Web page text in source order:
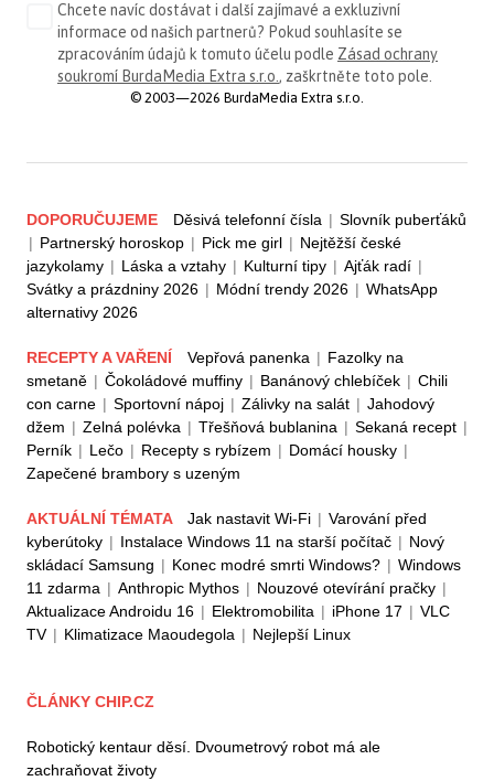
Chcete navíc dostávat i další zajímavé a exkluzivní
informace od našich partnerů? Pokud souhlasíte se
zpracováním údajů k tomuto účelu podle Zásad ochrany
soukromí BurdaMedia Extra s.r.o., zaškrtněte toto pole.
© 2003—2026 BurdaMedia Extra s.r.o.
DOPORUČUJEME Děsivá telefonní čísla | Slovník puberťáků
| Partnerský horoskop | Pick me girl | Nejtěžší české
jazykolamy | Láska a vztahy | Kulturní tipy | Ajťák radí |
Svátky a prázdniny 2026 | Módní trendy 2026 | WhatsApp
alternativy 2026
RECEPTY A VAŘENÍ Vepřová panenka | Fazolky na
smetaně | Čokoládové muffiny | Banánový chlebíček | Chili
con carne | Sportovní nápoj | Zálivky na salát | Jahodový
džem | Zelná polévka | Třešňová bublanina | Sekaná recept |
Perník | Lečo | Recepty s rybízem | Domácí housky |
Zapečené brambory s uzeným
AKTUÁLNÍ TÉMATA Jak nastavit Wi-Fi | Varování před
kyberútoky | Instalace Windows 11 na starší počítač | Nový
skládací Samsung | Konec modré smrti Windows? | Windows
11 zdarma | Anthropic Mythos | Nouzové otevírání pračky |
Aktualizace Androidu 16 | Elektromobilita | iPhone 17 | VLC
TV | Klimatizace Maoudegola | Nejlepší Linux
ČLÁNKY CHIP.CZ
Robotický kentaur děsí. Dvoumetrový robot má ale
zachraňovat životy